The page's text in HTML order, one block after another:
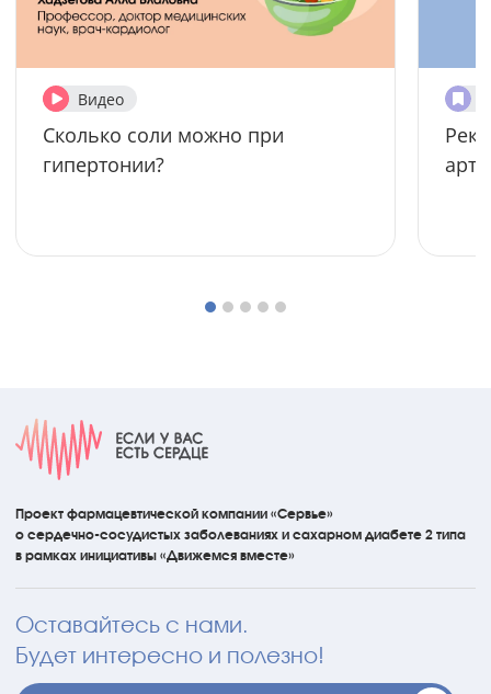
Видео
Сколько соли можно при
гипертонии?
Проект фармацевтической компании «Сервье»
о сердечно-сосудистых заболеваниях и сахарном диабете 2 типа
в рамках инициативы «Движемся вместе»
Оставайтесь с нами.
Будет интересно и полезно!